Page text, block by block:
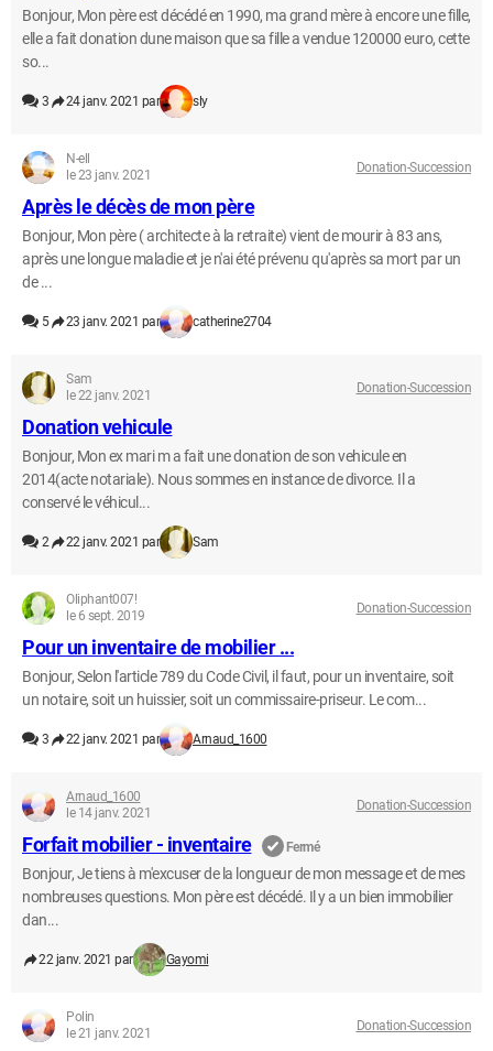
Bonjour, Mon père est décédé en 1990, ma grand mère à encore une fille,
elle a fait donation dune maison que sa fille a vendue 120000 euro, cette
so...
3 24 janv. 2021 par sly
N-ell
le 23 janv. 2021
Donation-Succession
Après le décès de mon père
Bonjour, Mon père ( architecte à la retraite) vient de mourir à 83 ans,
après une longue maladie et je n'ai été prévenu qu'après sa mort par un
de ...
5 23 janv. 2021 par catherine2704
Sam
le 22 janv. 2021
Donation-Succession
Donation vehicule
Bonjour, Mon ex mari m a fait une donation de son vehicule en
2014(acte notariale). Nous sommes en instance de divorce. Il a
conservé le véhicul...
2 22 janv. 2021 par Sam
Oliphant007!
le 6 sept. 2019
Donation-Succession
Pour un inventaire de mobilier ...
Bonjour, Selon l'article 789 du Code Civil, il faut, pour un inventaire, soit
un notaire, soit un huissier, soit un commissaire-priseur. Le com...
3 22 janv. 2021 par Arnaud_1600
Arnaud_1600
le 14 janv. 2021
Donation-Succession
Forfait mobilier - inventaire Fermé
Bonjour, Je tiens à m'excuser de la longueur de mon message et de mes
nombreuses questions. Mon père est décédé. Il y a un bien immobilier
dan...
22 janv. 2021 par Gayomi
Polin
le 21 janv. 2021
Donation-Succession